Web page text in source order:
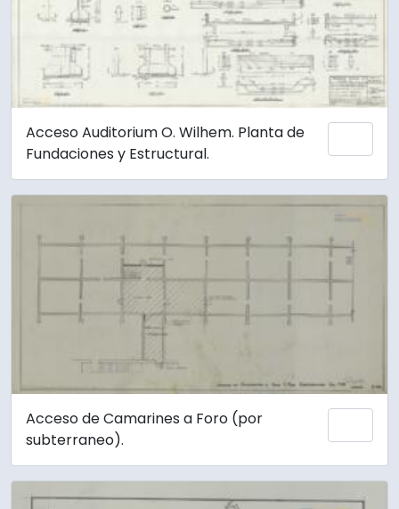
Acceso Auditorium O. Wilhem. Planta de
Fundaciones y Estructural.
Acceso de Camarines a Foro (por
subterraneo).